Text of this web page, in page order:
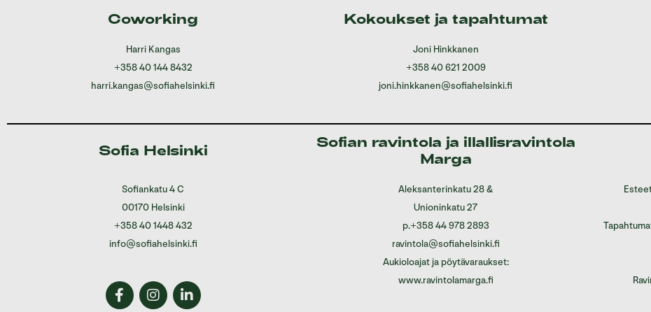
Coworking
Harri Kangas
+358 40 144 8432
harri.kangas@sofiahelsinki.fi
Kokoukset ja tapahtumat
Joni Hinkkanen
+358 40 621 2009
joni.hinkkanen@sofiahelsinki.fi
Sofia Helsinki
Sofiankatu 4 C
00170 Helsinki
+358 40 1448 432
info@sofiahelsinki.fi
Sofian ravintola ja illallisravintola
Marga
Aleksanterinkatu 28&
Unioninkatu 27
p.+358 44 978 2893
ravintola@sofiahelsinki.fi
Aukioloajat ja pöytävaraukset:
www.ravintolamarga.fi